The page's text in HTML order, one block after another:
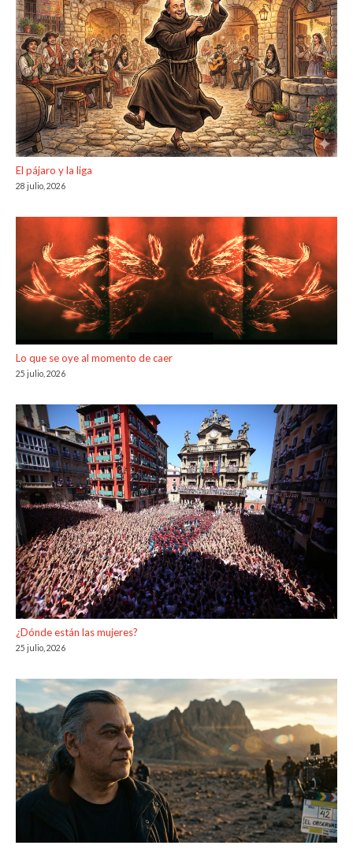
El pájaro y la liga
28 julio, 2026
Lo que se oye al momento de caer
25 julio, 2026
¿Dónde están las mujeres?
25 julio, 2026